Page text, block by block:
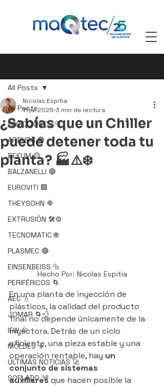
All Posts
INYECCIÓN 🪛 🔩
ARBURG 🟢
BEKUM 🟡
BALZANELLI 🔵
EUROVITI 🟩
THEYSOHN 🔷
EXTRUSIÓN 🛠️⚙️
TECNOMATIC 🌐
PLASMEC 🔴
EINSENBEISS 🔩
PERIFÉRICOS 🌀
AEC 💧
JOMAR 🌀💨
IFW 💠
MOLDES 🔹
ÚLTIMAS NOTICIAS 🚀
SOPLADO ༄
All Posts
¿Sabías que un Chiller
puede detener toda tu
planta? 🏭⚠️❄️
Nicolas Espitia
11 jul 2025 3 min de lectura
Hecho Por: Nicolas Espitia
En una planta de inyección de
plásticos, la calidad del producto
final no depende únicamente de la
inyectora. Detrás de un ciclo
eficiente, una pieza estable y una
operación rentable, hay un
conjunto de sistemas
auxiliares que hacen posible la